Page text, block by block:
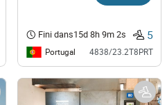
Fini dans15d 8h 9m 1s 5
Portugal 4838/23.2T8PRT